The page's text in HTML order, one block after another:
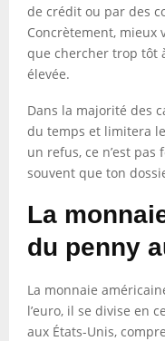
de crédit ou par des
Concrètement, mieux
que chercher trop tôt
élevée.
Dans la majorité des
du temps et limitera
un refus, ce n’est
souvent que ton
La
du penny
La monnaie
l’euro, il se divise en
aux États-Unis,